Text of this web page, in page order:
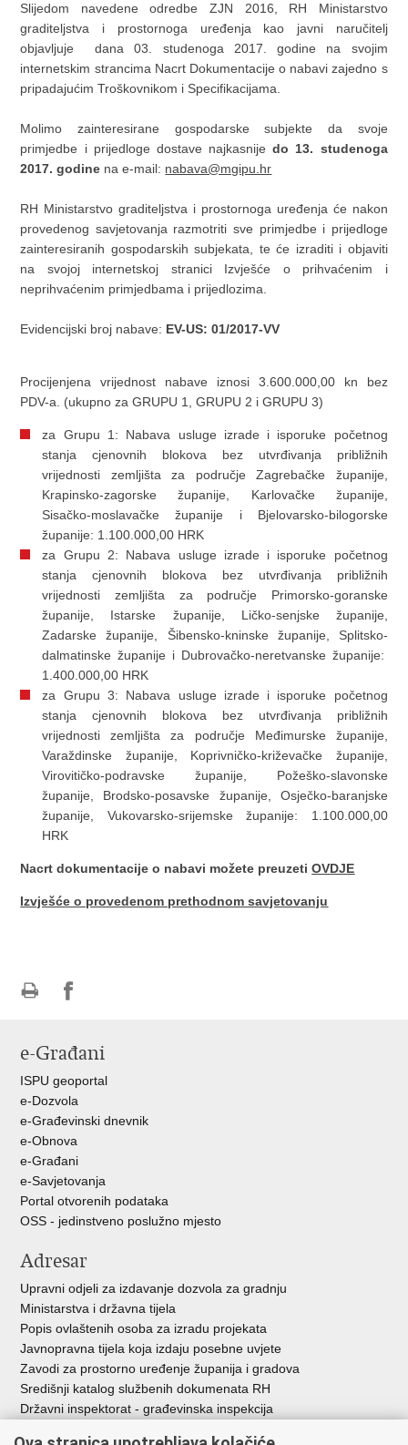
Slijedom navedene odredbe ZJN 2016, RH Ministarstvo
graditeljstva i prostornoga uređenja kao javni naručitelj
objavljuje dana 03. studenoga 2017. godine na svojim
internetskim strancima Nacrt Dokumentacije o nabavi zajedno s
pripadajućim Troškovnikom i Specifikacijama.
Molimo zainteresirane gospodarske subjekte da svoje
primjedbe i prijedloge dostave najkasnijedo 13. studenoga
2017. godine na e-mail: nabava@mgipu.hr
RH Ministarstvo graditeljstva i prostornoga uređenja će nakon
provedenog savjetovanja razmotriti sve primjedbe i prijedloge
zainteresiranih gospodarskih subjekata, te će izraditi i objaviti
na svojoj internetskoj stranici Izvješće o prihvaćenim i
neprihvaćenim primjedbama i prijedlozima.
Evidencijski broj nabave: EV-US: 01/2017-VV
Procijenjena vrijednost nabave iznosi 3.600.000,00 kn bez
PDV-a. (ukupno za GRUPU 1, GRUPU 2 i GRUPU 3)
za Grupu 1: Nabava usluge izrade i isporuke početnog
stanja cjenovnih blokova bez utvrđivanja približnih
vrijednosti zemljišta za područje Zagrebačke županije,
Krapinsko-zagorske županije, Karlovačke županije,
Sisačko-moslavačke županije i Bjelovarsko-bilogorske
županije: 1.100.000,00 HRK
za Grupu 2: Nabava usluge izrade i isporuke početnog
stanja cjenovnih blokova bez utvrđivanja približnih
vrijednosti zemljišta za područje Primorsko-goranske
županije, Istarske županije, Ličko-senjske županije,
Zadarske županije, Šibensko-kninske županije, Splitsko-
dalmatinske županije i Dubrovačko-neretvanske županije:
1.400.000,00 HRK
za Grupu 3: Nabava usluge izrade i isporuke početnog
stanja cjenovnih blokova bez utvrđivanja približnih
vrijednosti zemljišta za područje Međimurske županije,
Varaždinske županije, Koprivničko-križevačke županije,
Virovitičko-podravske županije, Požeško-slavonske
županije, Brodsko-posavske županije, Osječko-baranjske
županije, Vukovarsko-srijemske županije: 1.100.000,00
HRK
Nacrt dokumentacije o nabavi možete preuzetiOVDJE
Izvješće o provedenom prethodnom savjetovanju
FacebookuTwitteru
e-Građani
ISPU geoportal
e-Dozvola
e-Građevinski dnevnik
e-Obnova
e-Građani
e-Savjetovanja
Portal otvorenih podataka
OSS - jedinstveno poslužno mjesto
Adresar
Upravni odjeli za izdavanje dozvola za gradnju
Ministarstva i državna tijela
Popis ovlaštenih osoba za izradu projekata
Javnopravna tijela koja izdaju posebne uvjete
Zavodi za prostorno uređenje županija i gradova
Središnji katalog službenih dokumenata RH
Državni inspektorat - građevinska inspekcija